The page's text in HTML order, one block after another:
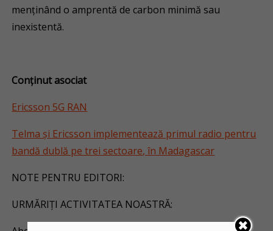
menținând o amprentă de carbon minimă sau
inexistentă.
Conținut asociat
Ericsson 5G RAN
Telma și Ericsson implementează primul radio pentru
bandă dublă pe trei sectoare, în Madagascar
NOTE PENTRU EDITORI:
URMĂRIȚI ACTIVITATEA NOASTRĂ: